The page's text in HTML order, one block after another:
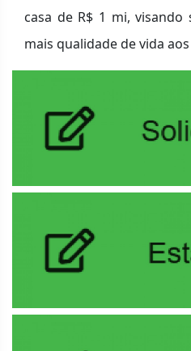
casa de R$ 1 mi,
mais qualidade de vida